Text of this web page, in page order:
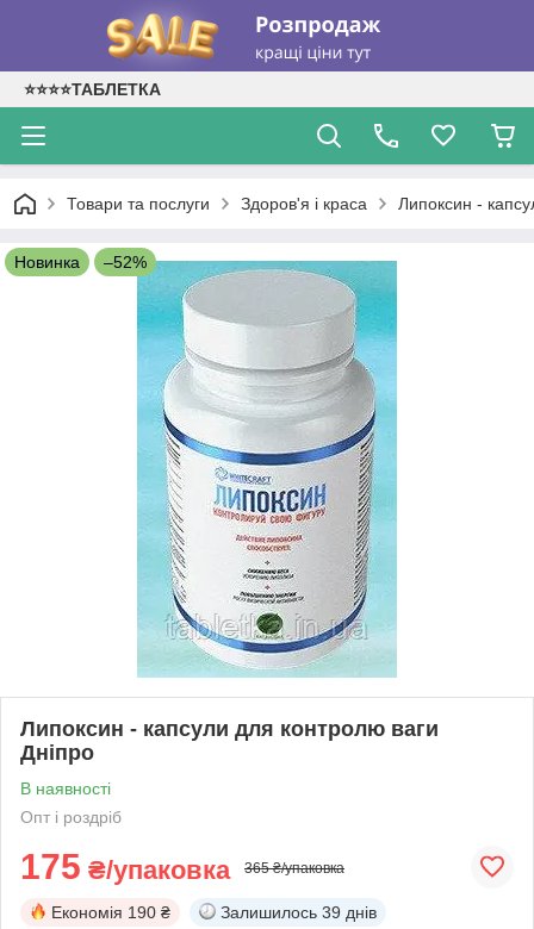
⭐⭐⭐⭐ТАБЛЕТКА
Товари та послуги Здоров'я і краса Липоксин -
Новинка –52%
Липоксин - капсули для контролю ваги
Дніпро
В наявності
Опт і роздріб
175 ₴/упаковка 365 ₴/упаковка
Економія 190 ₴ Залишилось 39 днів